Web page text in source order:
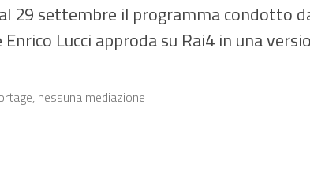
29 settembre il programma condotto
Lucci approda su Rai4 in una
nessuna mediazione